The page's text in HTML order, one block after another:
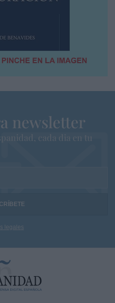
newsletter
cada dia en tu
legales